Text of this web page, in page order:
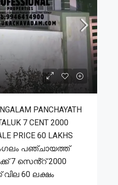
PANCHAYATH
7 CENT 2000
PRICE 60 LAKHS
പഞ്ചായത്ത്
7 സെൻ്റ് 2000
വില 60 ലക്ഷം